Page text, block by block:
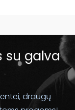
su galva
draugų